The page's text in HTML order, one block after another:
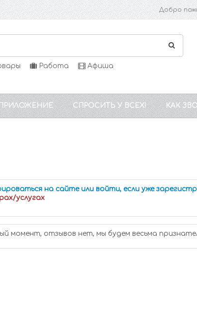
Добро
Работа Афиша
СПРОСИТЬ У ВСЕХ! КАК
на сайте или войти, если уже
услугах
момент, отзывов нет, мы будем весьма